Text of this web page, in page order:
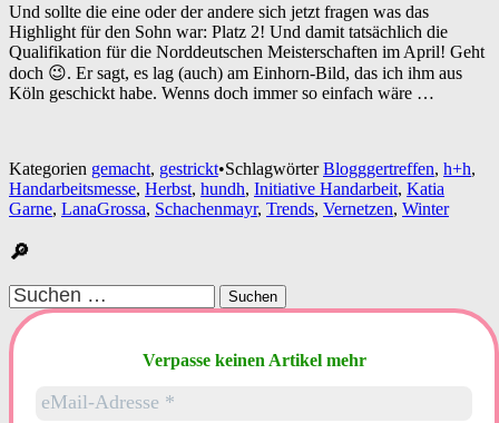
Und sollte die eine oder der andere sich jetzt fragen was das
Highlight für den Sohn war: Platz 2! Und damit tatsächlich die
Qualifikation für die Norddeutschen Meisterschaften im April! Geht
doch 😉. Er sagt, es lag (auch) am Einhorn-Bild, das ich ihm aus
Köln geschickt habe. Wenns doch immer so einfach wäre …
Kategorien gemacht, gestrickt•SchlagwörterBlogggertreffen, h+h,
Handarbeitsmesse, Herbst, hundh, Initiative Handarbeit, Katia
Garne, LanaGrossa, Schachenmayr, Trends, Vernetzen, Winter
🔎
Suchen
nach:
Verpasse keinen Artikel mehr